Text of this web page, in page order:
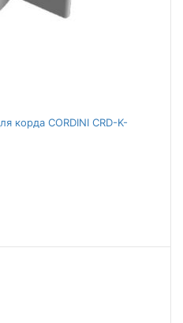
корда CORDINI CRD-K-